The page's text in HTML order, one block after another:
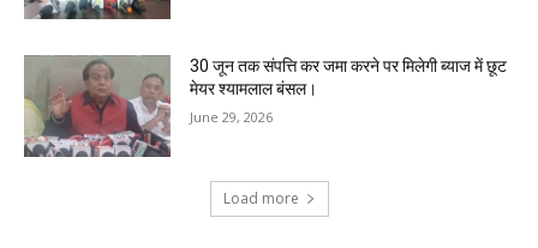
30 जून तक संपत्ति कर जमा करने पर मिलेगी ब्याज में छूट
मेयर श्यामलाल बंसल।
June 29, 2026
Load more